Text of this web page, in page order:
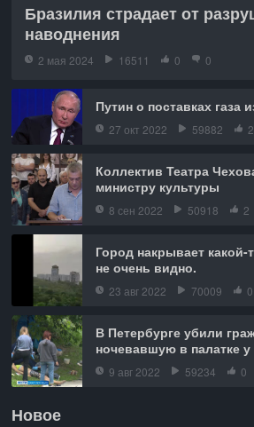
Бразилия страдает от
наводнения
2 мая 2024 16511 0 0
Путин о поставках
27 окт 2022 59882 2
Коллектив Театра
министру культуры
8 сен 2022 50918 2
Город накрывает какой-
не очень видно.
23 авг 2022 70009 0
В Петербурге убили
ночевавшую в палатке у
9 авг 2022 59234 0
Новое